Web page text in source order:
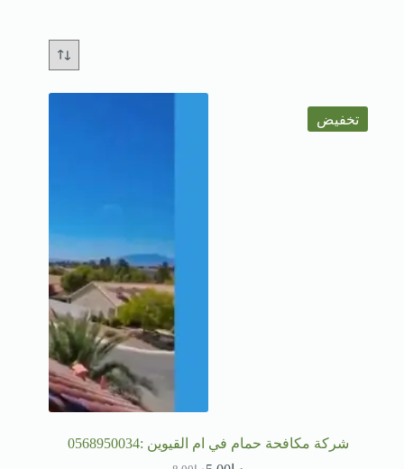
تخفيض
شركة مكافحة حمام في ام القيوين :0568950034